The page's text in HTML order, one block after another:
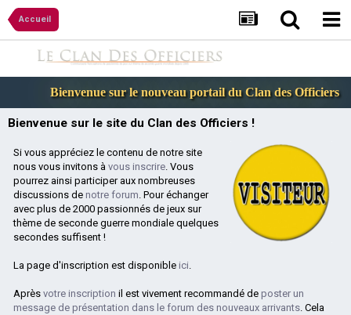
Accueil
Bienvenue sur le nouveau portail du Clan des Officiers
Bienvenue sur le site du Clan des Officiers !
Si vous appréciez le contenu de notre site
nous vous invitons à vous inscrire. Vous
pourrez ainsi participer aux nombreuses
discussions de notre forum. Pour échanger
avec plus de 2000 passionnés de jeux sur
thème de seconde guerre mondiale quelques
secondes suffisent !
La page d'inscription est disponible ici.
Après votre inscription il est vivement recommandé de poster un
message de présentation dans le forum des nouveaux arrivants. Cela